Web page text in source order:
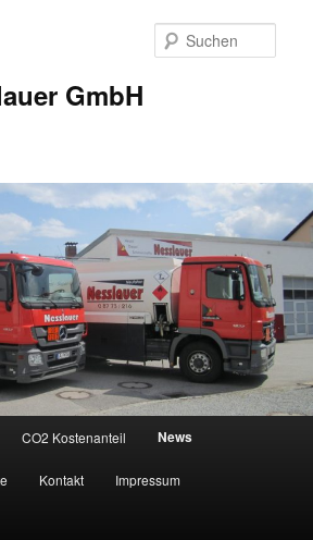
GmbH
CO2 Kostenanteil News
Kontakt Impressum